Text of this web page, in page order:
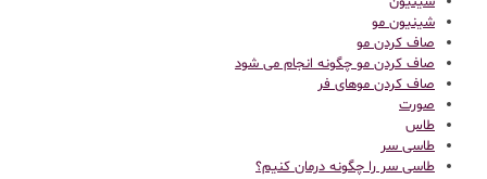
شینیون مو
صاف کردن مو
صاف کردن مو چگونه انجام می شود
صاف کردن موهای فر
صورت
طاس
طاسی سر
طاسی سر را چگونه درمان کنیم؟